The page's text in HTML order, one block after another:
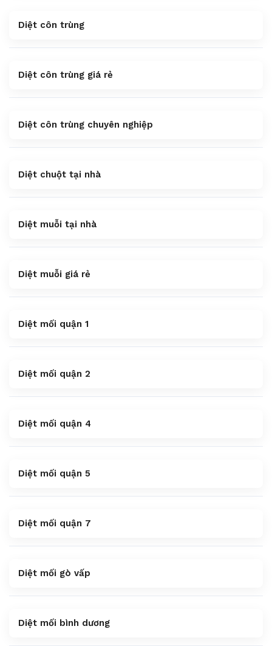
Diệt côn trùng
Diệt côn trùng giá rẻ
Diệt côn trùng chuyên nghiệp
Diệt chuột tại nhà
Diệt muỗi tại nhà
Diệt muỗi giá rẻ
Diệt mối quận 1
Diệt mối quận 2
Diệt mối quận 4
Diệt mối quận 5
Diệt mối quận 7
Diệt mối gò vấp
Diệt mối bình dương